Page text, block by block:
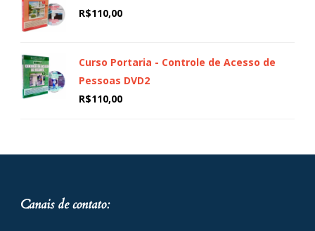
R$110,00
Curso Portaria - Controle de Acesso de
Pessoas DVD2
R$110,00
Canais de contato: